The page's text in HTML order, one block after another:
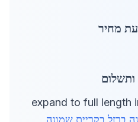
ברזל בקריית שמונה